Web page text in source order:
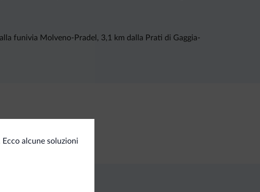
funivia Molveno-Pradel, 3,1 km dalla Prati di Gaggia-
alcune soluzioni